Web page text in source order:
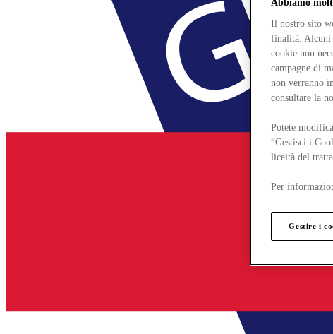
Abbiamo
Il nostro sito
finalità. Alcuni
cookie non
campagne di
non verranno
consultare la
Potete
“Gestisci i
liceità del
Per
Gestire i